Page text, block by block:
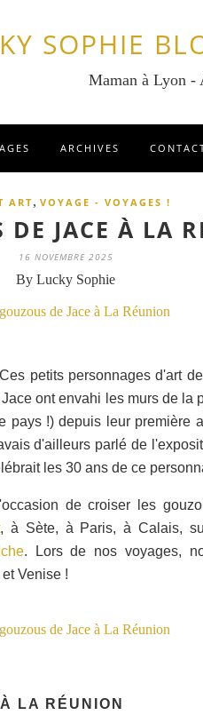
SOPHIE
Maman à Lyon -
ARCHIVES
ART, VOYAGE - VOYAGES !
DE JACE À LA
16 NOVEMBRE 2025
By Lucky Sophie
petits personnages d'art
ont envahi les murs de la
pays !) depuis leur première
d'ailleurs parlé de
les 30 ans de ce
de croiser les
, à Sète, à Paris, à Calais,
. Lors de nos voyages,
Venise !
LA RÉUNION